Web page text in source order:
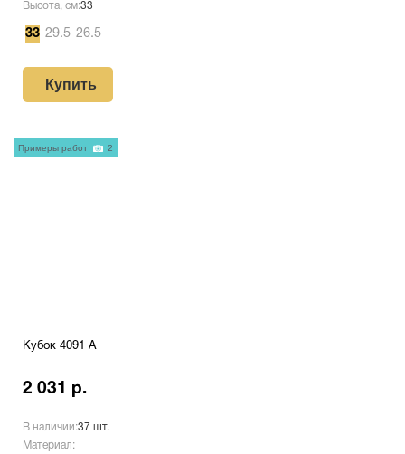
Высота, см:33
33 29.5 26.5
Купить
Кубок 4091 A
2 031 р.
В наличии:37 шт.
Материал:
Примеры работ 2